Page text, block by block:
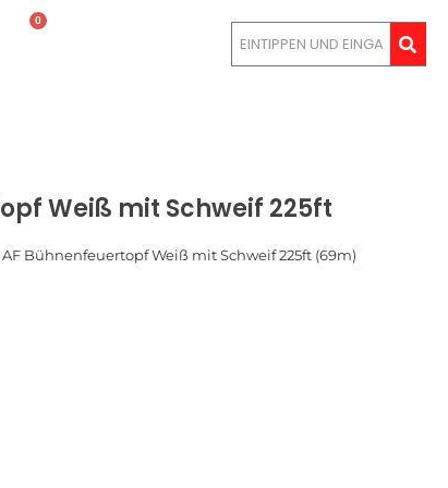
0
Weiß mit Schweif 225ft
Bühnenfeuertopf Weiß mit Schweif 225ft (69m)